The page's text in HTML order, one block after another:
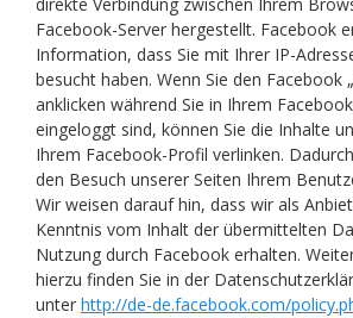
Facebook-Server hergestellt. Facebook
Information, dass Sie mit Ihrer IP-
besucht haben. Wenn Sie den Facebook
anklicken während Sie in Ihrem
eingeloggt sind, können Sie die Inhalte
Ihrem Facebook-Profil verlinken.
den Besuch unserer Seiten Ihrem
Wir weisen darauf hin, dass wir als
Kenntnis vom Inhalt der übermittelten
Nutzung durch Facebook erhalten.
hierzu finden Sie in der
unter http://de-de.facebook.com/